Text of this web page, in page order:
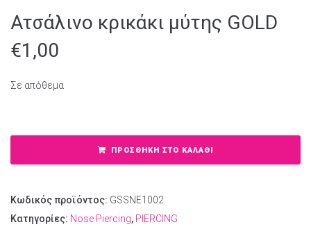
Ατσάλινο κρικάκι μύτης GOLD
€1,00
Σε απόθεμα
ΠΡΟΣΘΉΚΗ ΣΤΟ ΚΑΛΆΘΙ
Κωδικός προϊόντος: GSSNE1002
Κατηγορίες: Nose Piercing, PIERCING